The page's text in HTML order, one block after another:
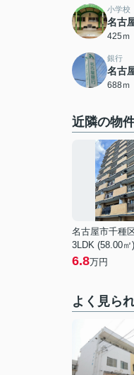
小学校
名古
425ｍ
銀行
名古
688ｍ
近隣の物
3LDK (58.00㎡)
6.8万円
よく見ら